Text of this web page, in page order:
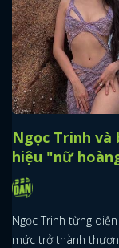
Ngọc Trinh
hiệu "nữ
Ngọc Trinh từng
mức trở thành